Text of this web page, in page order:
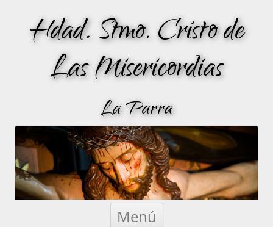
Hdad. Stmo. Cristo de
Las Misericordias
La Parra
Menú
Saltar